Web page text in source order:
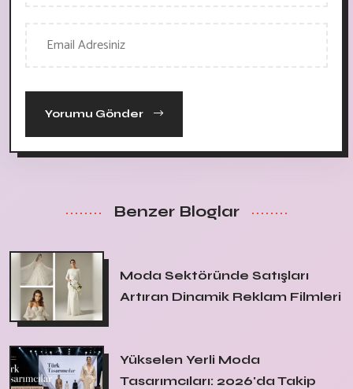
Yorumu Gönder
Benzer Bloglar
Moda Sektöründe Satışları
Artıran Dinamik Reklam Filmleri
Yükselen Yerli Moda
Tasarımcıları: 2026'da Takip